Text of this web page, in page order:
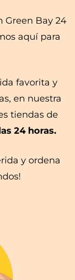
Green Bay 24
aquí para
favorita y
en nuestra
tiendas de
24 horas.
y ordena